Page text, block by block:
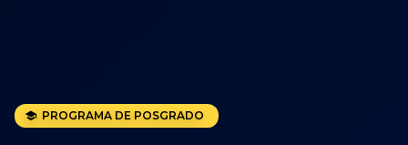
PROGRAMA DE POSGRADO